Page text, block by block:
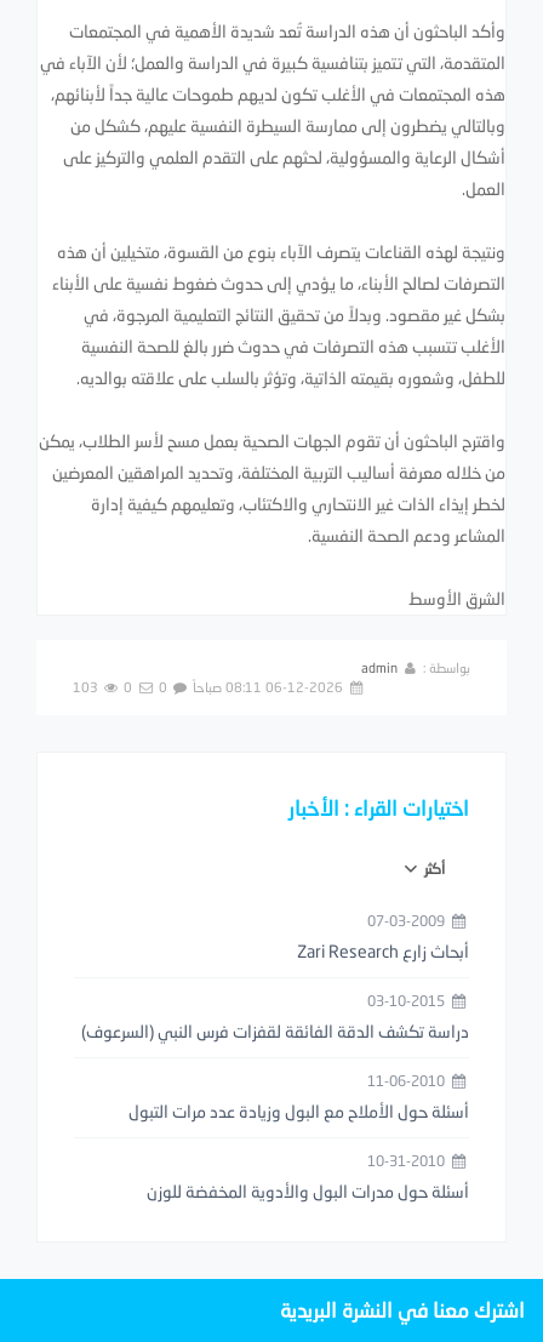
وأكد الباحثون أن هذه الدراسة تُعد شديدة الأهمية في المجتمعات
المتقدمة، التي تتميز بتنافسية كبيرة في الدراسة والعمل؛ لأن الآباء في
هذه المجتمعات في الأغلب تكون لديهم طموحات عالية جداً لأبنائهم،
وبالتالي يضطرون إلى ممارسة السيطرة النفسية عليهم، كشكل من
أشكال الرعاية والمسؤولية، لحثهم على التقدم العلمي والتركيز على
العمل.
ونتيجة لهذه القناعات يتصرف الآباء بنوع من القسوة، متخيلين أن هذه
التصرفات لصالح الأبناء، ما يؤدي إلى حدوث ضغوط نفسية على الأبناء
بشكل غير مقصود. وبدلاً من تحقيق النتائج التعليمية المرجوة، في
الأغلب تتسبب هذه التصرفات في حدوث ضرر بالغ للصحة النفسية
للطفل، وشعوره بقيمته الذاتية، وتؤثر بالسلب على علاقته بوالديه.
واقترح الباحثون أن تقوم الجهات الصحية بعمل مسح لأسر الطلاب، يمكن
من خلاله معرفة أساليب التربية المختلفة، وتحديد المراهقين المعرضين
لخطر إيذاء الذات غير الانتحاري والاكتئاب، وتعليمهم كيفية إدارة
المشاعر ودعم الصحة النفسية.
الشرق الأوسط
بواسطة :
admin
اختيارات القراء : الأخبار
أكثر
أبحاث زارع Zari Research
دراسة تكشف الدقة الفائقة لقفزات فرس النبي (السرعوف)
أسئلة حول الأملاح مع البول وزيادة عدد مرات التبول
أسئلة حول مدرات البول والأدوية المخفضة للوزن
اشترك معنا في النشرة البريدية